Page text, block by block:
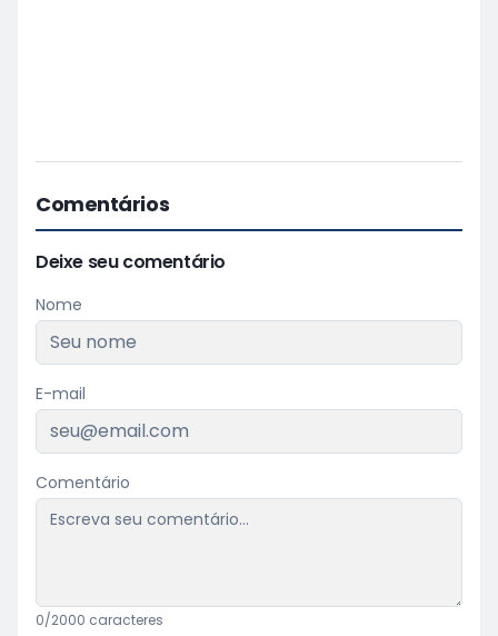
Comentários
Deixe seu comentário
Nome
E-mail
Comentário
0/2000 caracteres